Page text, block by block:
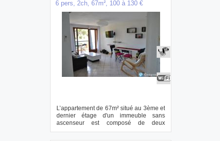
6 pers, 2ch, 67m², 100 à 130 €
L’appartement de 67m² situé au 3ème et
dernier étage d'un immeuble sans
ascenseur est composé de deux
chambres, d’un sal...